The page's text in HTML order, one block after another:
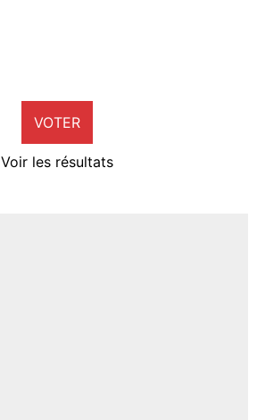
VOTER
Voir les résultats